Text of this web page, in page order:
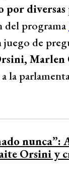
por diversas
del programa
de
Marlen
la
nunca”:
Orsini y